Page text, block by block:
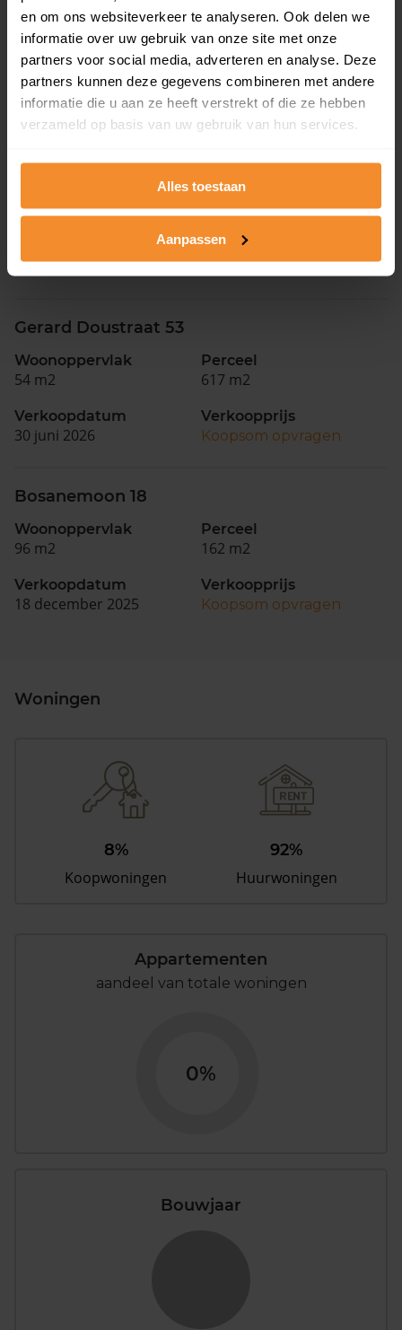
en om ons websiteverkeer te analyseren. Ook delen we
informatie over uw gebruik van onze site met onze
partners voor social media, adverteren en analyse. Deze
partners kunnen deze gegevens combineren met andere
informatie die u aan ze heeft verstrekt of die ze hebben
verzameld op basis van uw gebruik van hun services.
Alles toestaan
Aanpassen
Woonoppervlak
89 m2
Perceel
1.735 m2
Verkoopdatum
30 juni 2026
Verkoopprijs
Koopsom opvragen
Salland 161
124 m2
Perceel
144 m2
30 juni 2026
Verkoopprijs
Koopsom opvragen
Gerard Doustraat 53
Woonoppervlak
54 m2
Perceel
617 m2
Verkoopdatum
30 juni 2026
Verkoopprijs
Koopsom opvragen
Bosanemoon 18
Woonoppervlak
96 m2
Perceel
162 m2
Verkoopdatum
18 december 2025
Verkoopprijs
Koopsom opvragen
Woningen
8%
Koopwoningen
92%
Huurwoningen
Appartementen
aandeel van totale woningen
0%
Bouwjaar